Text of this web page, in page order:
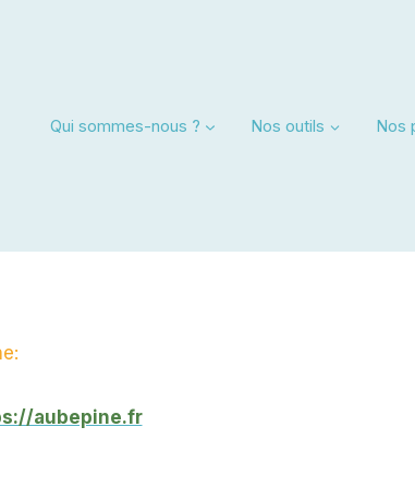
Qui sommes-nous ? Nos outils Nos
aubepine.fr